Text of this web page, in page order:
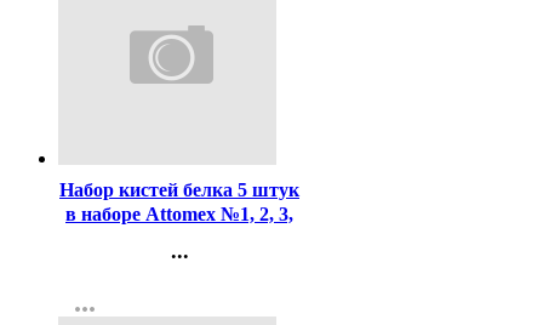
Набор кистей белка 5 штук
в наборе Attomex №1, 2, 3,
...
Регистрация
more_horiz